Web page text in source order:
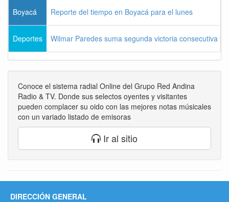
Boyacá Reporte del tiempo en Boyacá para el lunes
Deportes Wilmar Paredes suma segunda victoria consecutiva y
Conoce el sistema radial Online del Grupo Red Andina
Radio & TV. Donde sus selectos oyentes y visitantes
pueden complacer su oido con las mejores notas músicales
con un variado listado de emisoras
Ir al sitio
DIRECCIÓN GENERAL